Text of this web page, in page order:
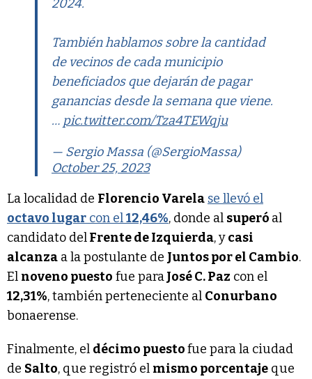
2024.
También hablamos sobre la cantidad
de vecinos de cada municipio
beneficiados que dejarán de pagar
ganancias desde la semana que viene.
… pic.twitter.com/Tza4TEWqju
— Sergio Massa (@SergioMassa)
October 25, 2023
La localidad de Florencio Varela se llevó el
octavo lugar con el12,46%, donde al superó al
candidato delFrente de Izquierda, ycasi
alcanza a la postulante de Juntos por el Cambio.
El noveno puesto fue paraJosé C. Paz con el
12,31%, también perteneciente al Conurbano
bonaerense.
Finalmente, el décimo puestofue para la ciudad
de Salto, que registró el mismo porcentaje que